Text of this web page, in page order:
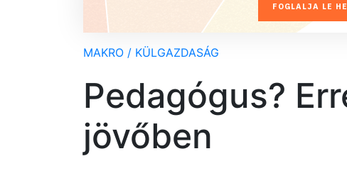
FOGLALJA LE
MAKRO / KÜLGAZDASÁG
Pedagógus?
jövőben